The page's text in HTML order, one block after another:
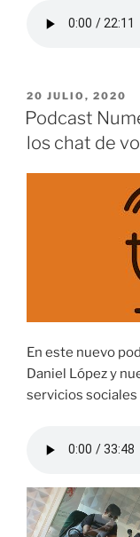
PUBLICADO
EL
20 JULIO, 2020
Podcast
los chat de
En este nuevo
Daniel López y
servicios sociales